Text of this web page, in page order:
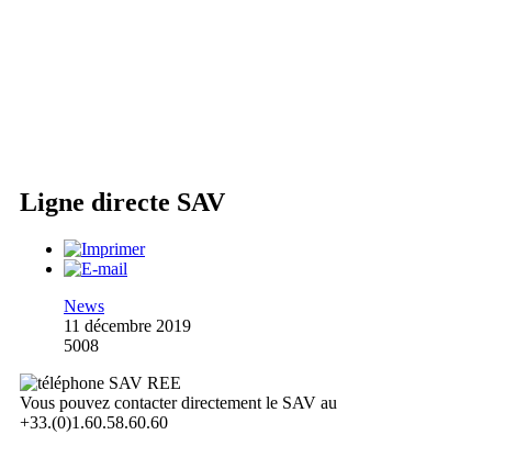
Ligne directe SAV
News
11 décembre 2019
5008
Vous pouvez contacter directement le SAV au
+33.(0)1.60.58.60.60